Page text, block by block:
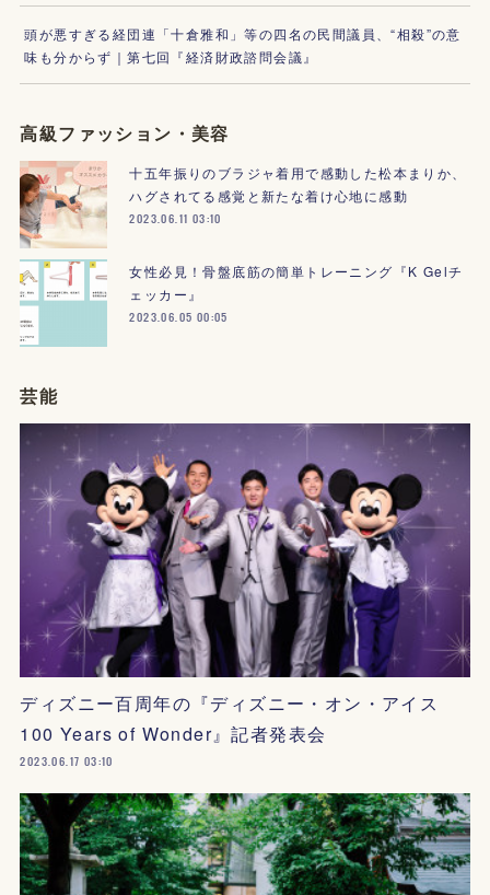
頭が悪すぎる経団連「十倉雅和」等の四名の民間議員、“相殺”の意
味も分からず｜第七回『経済財政諮問会議』
高級ファッション・美容
十五年振りのブラジャ着用で感動した松本まりか、
ハグされてる感覚と新たな着け心地に感動
2023.06.11 03:10
女性必見！骨盤底筋の簡単トレーニング『K Gelチ
ェッカー』
2023.06.05 00:05
芸能
ディズニー百周年の『ディズニー・オン・アイス
100 Years of Wonder』記者発表会
2023.06.17 03:10